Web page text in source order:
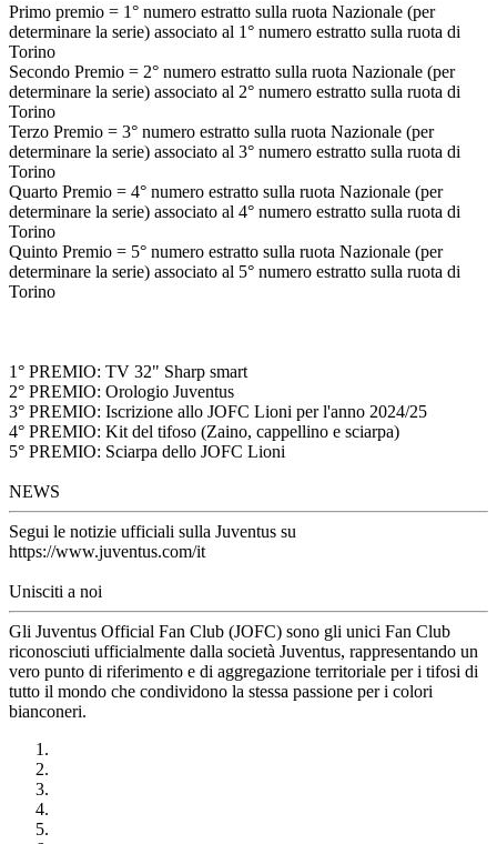
Primo premio = 1° numero estratto sulla ruota Nazionale (per
determinare la serie) associato al 1° numero estratto sulla ruota di
Torino
Secondo Premio = 2° numero estratto sulla ruota Nazionale (per
determinare la serie) associato al 2° numero estratto sulla ruota di
Torino
Terzo Premio = 3° numero estratto sulla ruota Nazionale (per
determinare la serie) associato al 3° numero estratto sulla ruota di
Torino
Quarto Premio = 4° numero estratto sulla ruota Nazionale (per
determinare la serie) associato al 4° numero estratto sulla ruota di
Torino
Quinto Premio = 5° numero estratto sulla ruota Nazionale (per
determinare la serie) associato al 5° numero estratto sulla ruota di
Torino
1° PREMIO: TV 32" Sharp smart
2° PREMIO: Orologio Juventus
3° PREMIO: Iscrizione allo JOFC Lioni per l'anno 2024/25
4° PREMIO: Kit del tifoso (Zaino, cappellino e sciarpa)
5° PREMIO: Sciarpa dello JOFC Lioni
NEWS
Segui le notizie ufficiali sulla Juventus su
https://www.juventus.com/it
Unisciti a noi
Gli Juventus Official Fan Club (JOFC) sono gli unici Fan Club
riconosciuti ufficialmente dalla società Juventus, rappresentando un
vero punto di riferimento e di aggregazione territoriale per i tifosi di
tutto il mondo che condividono la stessa passione per i colori
bianconeri.